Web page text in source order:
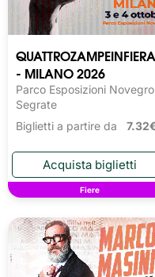
QUATTROZAMPEINFIERA
- MILANO 2026
Parco Esposizioni Novegro,
Segrate
Biglietti a partire da
Fiere